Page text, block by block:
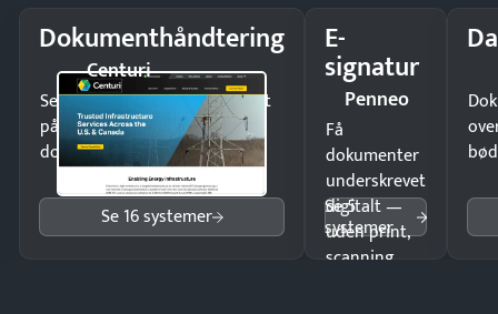
Dokumenthåndtering
Centuri
Send kontrakter til underskrift
på minutter og mist ingen
dokumenter.
Se 16 systemer
E-
signatur
Penneo
Få
dokumenter
underskrevet
digitalt —
uden print,
scanning
Se 5
systemer